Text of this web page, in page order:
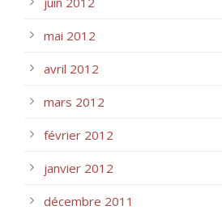
mai 2012
avril 2012
mars 2012
février 2012
janvier 2012
décembre 2011